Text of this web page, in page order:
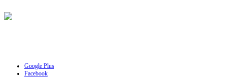
Google Plus
Facebook